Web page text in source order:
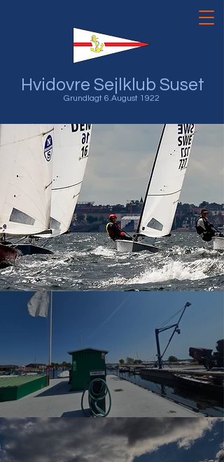
Hvidovre Sejlklub Suset
Grundlagt 6.August 1922
Hærværk på havnens